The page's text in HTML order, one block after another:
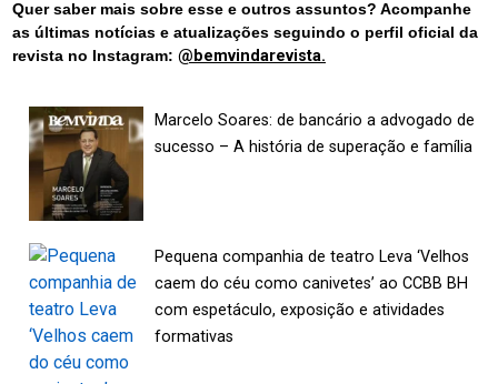
Quer saber mais sobre esse e outros assuntos? Acompanhe
as últimas notícias e atualizações seguindo o perfil oficial da
revista no Instagram: @bemvindarevista.
Marcelo Soares: de bancário a advogado de
sucesso – A história de superação e família
Pequena companhia de teatro Leva ‘Velhos
caem do céu como canivetes’ ao CCBB BH
com espetáculo, exposição e atividades
formativas